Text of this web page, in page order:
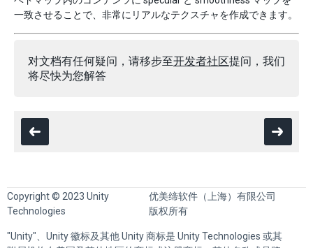
一致させることで、非常にリアルなテクスチャを作成できます。
对文档有任何疑问，请移步至开发者社区提问，我们
将尽快为您解答
Copyright © 2023 Unity
Technologies
优美缔软件（上海）有限公司
版权所有
"Unity"、Unity 徽标及其他 Unity 商标是 Unity Technologies 或其